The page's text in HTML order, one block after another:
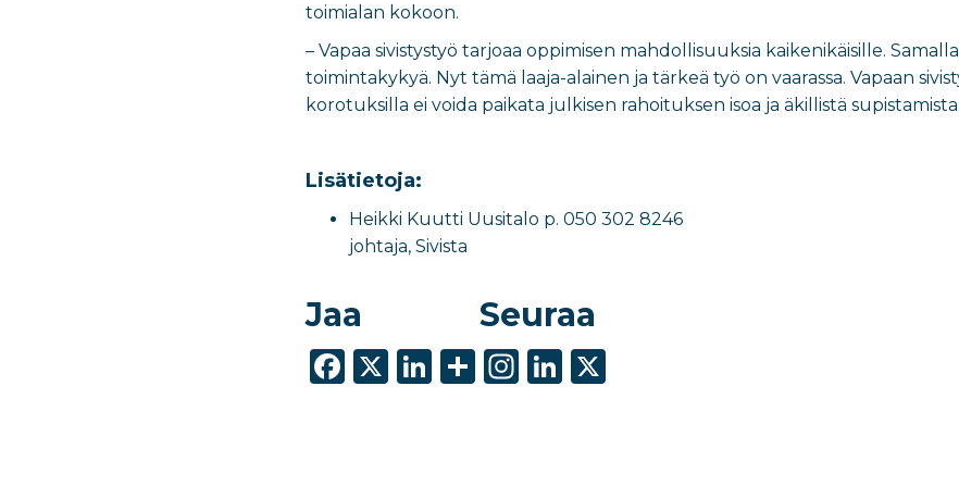
toimialan kokoon.
– Vapaa sivistystyö tarjoaa oppimisen mahdollisuuksia kaikenikäisille.
toimintakykyä. Nyt tämä laaja-alainen ja tärkeä työ on vaarassa. Vapaan
korotuksilla ei voida paikata julkisen rahoituksen isoa ja äkillistä
Lisätietoja:
Heikki Kuutti Uusitalo p. 050 302 8246
johtaja, Sivista
Jaa
F X Li S
Seuraa
In Li X